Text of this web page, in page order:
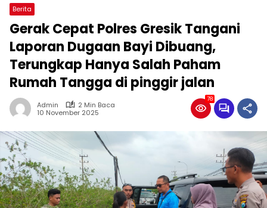
Berita
Gerak Cepat Polres Gresik Tangani
Laporan Dugaan Bayi Dibuang,
Terungkap Hanya Salah Paham
Rumah Tangga di pinggir jalan
Admin
2 Min Baca
10 November 2025
78